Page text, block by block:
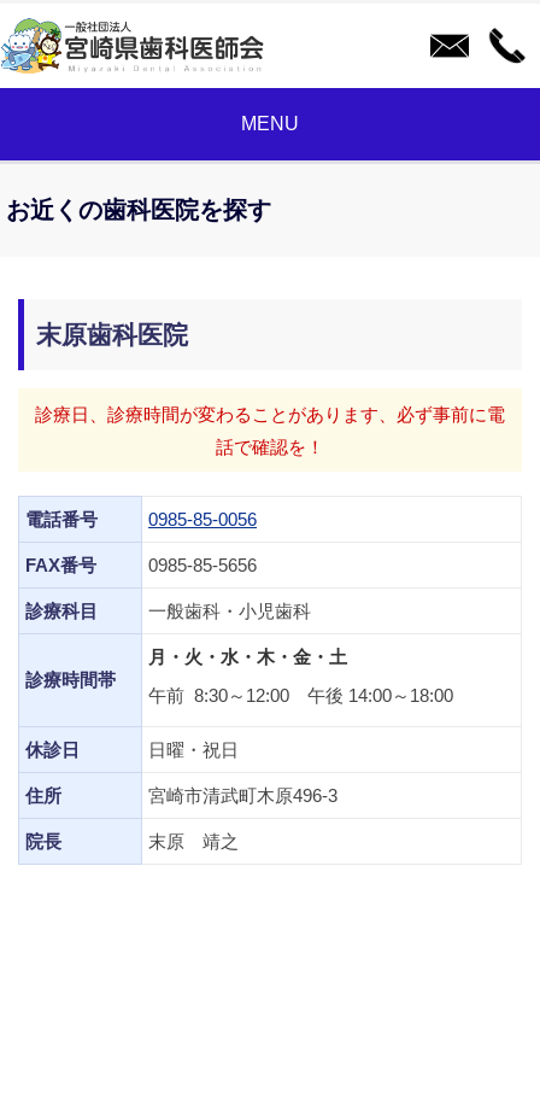
MENU
お近くの歯科医院を探す
末原歯科医院
診療日、診療時間が変わることがあります、必ず事前に電
話で確認を！
電話番号 0985-85-0056
FAX番号 0985-85-5656
診療科目 一般歯科・小児歯科
診療時間帯
月・火・水・木・金・土
午前 8:30～12:00 午後 14:00～18:00
休診日 日曜・祝日
住所 宮崎市清武町木原496-3
院長 末原 靖之